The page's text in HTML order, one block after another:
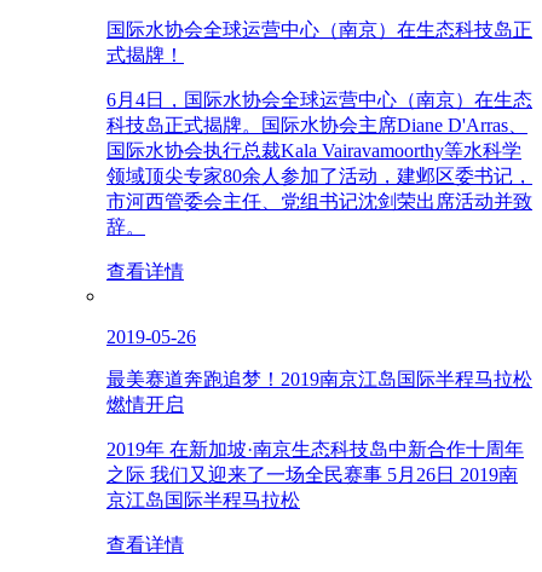
国际水协会全球运营中心（南京）在生态科技岛正
式揭牌！
6月4日，国际水协会全球运营中心（南京）在生态
科技岛正式揭牌。国际水协会主席Diane D'Arras、
国际水协会执行总裁Kala Vairavamoorthy等水科学
领域顶尖专家80余人参加了活动，建邺区委书记，
市河西管委会主任、党组书记沈剑荣出席活动并致
辞。
查看详情
2019-05-26
最美赛道奔跑追梦！2019南京江岛国际半程马拉松
燃情开启
2019年 在新加坡·南京生态科技岛中新合作十周年
之际 我们又迎来了一场全民赛事 5月26日 2019南
京江岛国际半程马拉松
查看详情